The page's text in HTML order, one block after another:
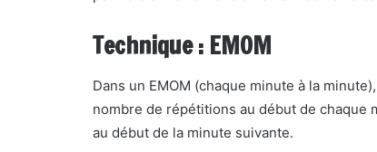
Technique : EMOM
Dans un EMOM (chaque minute à la
nombre de répétitions au début de chaque
au début de la minute suivante.